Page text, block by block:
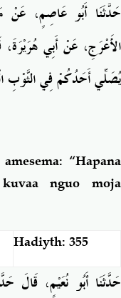
حَدَّثَنَا أَبُو عَاصِمٍ، عَنْ
الأَعْرَجِ، عَنْ أَبِي هُرَيْرَةَ،
يُصَلِّي أَحَدُكُمْ فِي الثَّوْبِ
“Hapana
nguo moja
Hadiyth: 355
حَدَّثَنَا أَبُو نُعَيْمٍ، قَالَ